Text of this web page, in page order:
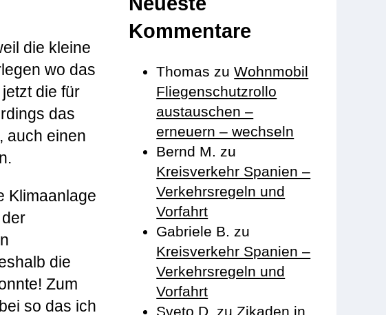
die kleine
wo das
die für
das
auch einen
Klimaanlage
die
Zum
so das ich
Kommentare
Thomas zuWohnmobil
Fliegenschutzrollo
austauschen –
erneuern – wechseln
Bernd M. zu
Kreisverkehr Spanien –
Verkehrsregeln und
Vorfahrt
Gabriele B. zu
Kreisverkehr Spanien –
Verkehrsregeln und
Vorfahrt
Sveto D. zu Zikaden in